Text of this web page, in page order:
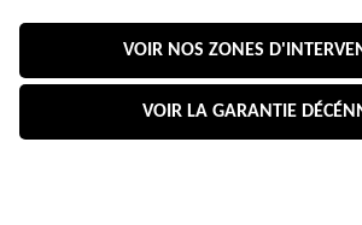
VOIR NOS ZONES
VOIR LA GARANTIE